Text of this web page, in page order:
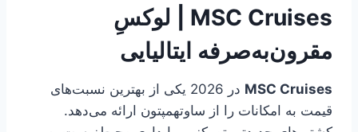
MSC Cruises | لوکسِ
مقرون‌به‌صرفه ایتالیایی
MSC Cruises
در 2026 یکی از بهترین نسبت‌های
قیمت به امکانات را از ساوتهمپتون ارائه می‌دهد.